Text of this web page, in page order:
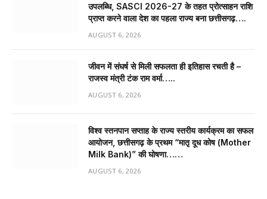
उपलब्धि, SASCI 2026-27 के तहत प्रोत्साहन राशि
प्राप्त करने वाला देश का पहला राज्य बना छत्तीसगढ़….
AUGUST 6, 2026
जीवन में संघर्ष से मिली सफलता ही इतिहास रचती है –
राजस्व मंत्री टंक राम वर्मा…..
AUGUST 6, 2026
विश्व स्तनपान सप्ताह के राज्य स्तरीय कार्यक्रम का सफल
आयोजन, छत्तीसगढ़ के प्रथम “मातृ दूध कोष (Mother
Milk Bank)” की घोषणा……
AUGUST 6, 2026